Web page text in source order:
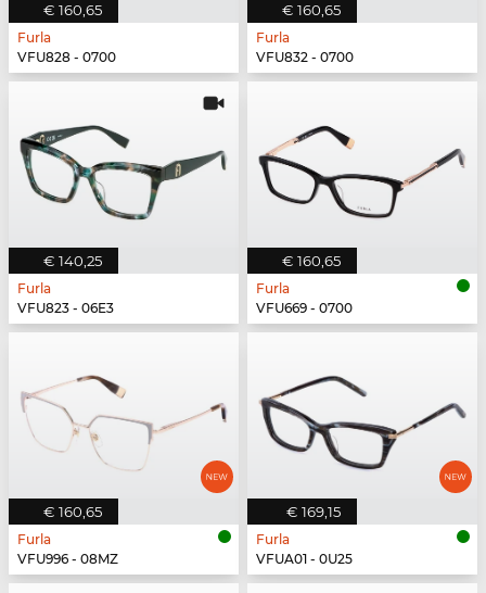
€ 160,65
Furla
VFU828 - 0700
€ 160,65
Furla
VFU832 - 0700
€ 140,25
Furla
VFU823 - 06E3
€ 160,65
Furla
VFU669 - 0700
€ 160,65
Furla
VFU996 - 08MZ
€ 169,15
Furla
VFUA01 - 0U25